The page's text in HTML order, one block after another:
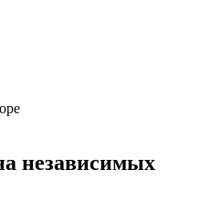
независимых